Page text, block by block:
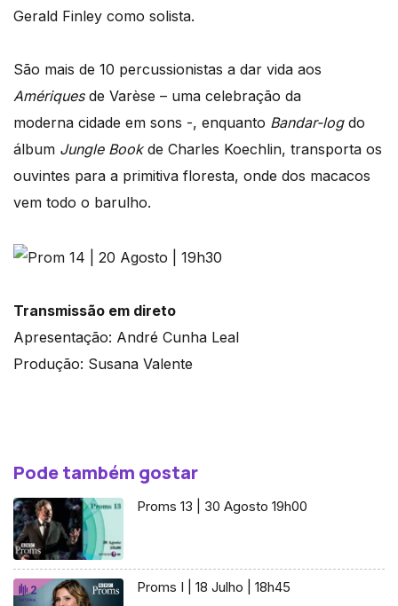
Gerald Finley como solista.
São mais de 10 percussionistas a dar vida aos
Amériques de Varèse – uma celebração da
moderna cidade em sons -, enquanto Bandar-logdo
álbum Jungle Book de Charles Koechlin, transporta os
ouvintes para a primitiva floresta, onde dos macacos
vem todo o barulho.
Transmissão em direto
Apresentação: André Cunha Leal
Produção: Susana Valente
Pode também gostar
Proms 13 | 30 Agosto 19h00
Proms I | 18 Julho | 18h45